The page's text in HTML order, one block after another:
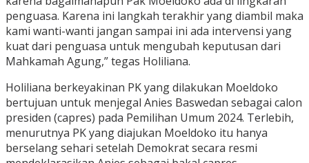
penguasa. Karena ini langkah terakhir yang diambil maka
kami wanti-wanti jangan sampai ini ada intervensi yang
kuat dari penguasa untuk mengubah keputusan dari
Mahkamah Agung,” tegas Holiliana.
Holiliana berkeyakinan PK yang dilakukan Moeldoko
bertujuan untuk menjegal Anies Baswedan sebagai calon
presiden (capres) pada Pemilihan Umum 2024. Terlebih,
menurutnya PK yang diajukan Moeldoko itu hanya
berselang sehari setelah Demokrat secara resmi